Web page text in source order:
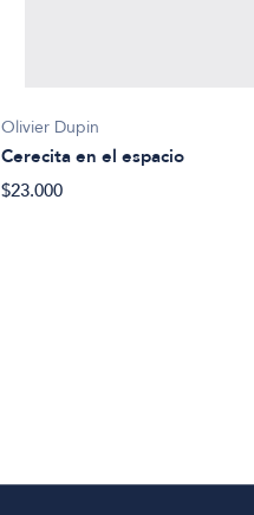
Olivier Dupin
Cerecita en el espacio
$23.000